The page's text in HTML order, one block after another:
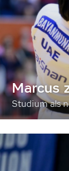
Marcus
Studium als